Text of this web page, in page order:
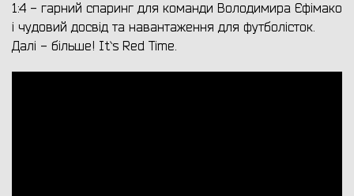
1:4 - гарний спаринг для команди Володимира Єфімако
і чудовий досвід та навантаження для футболісток.
Далі - більше! It`s Red Time.